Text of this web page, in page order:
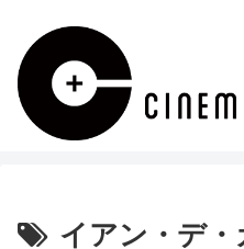
イアン・デ